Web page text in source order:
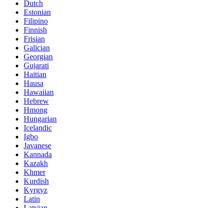
Dutch
Estonian
Filipino
Finnish
Frisian
Galician
Georgian
Gujarati
Haitian
Hausa
Hawaiian
Hebrew
Hmong
Hungarian
Icelandic
Igbo
Javanese
Kannada
Kazakh
Khmer
Kurdish
Kyrgyz
Latin